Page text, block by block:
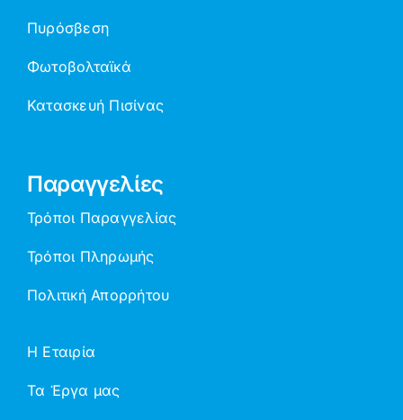
Πυρόσβεση
Φωτοβολταϊκά
Κατασκευή Πισίνας
Παραγγελίες
Τρόποι Παραγγελίας
Τρόποι Πληρωμής
Πολιτική Απορρήτου
Η Εταιρία
Τα Έργα μας